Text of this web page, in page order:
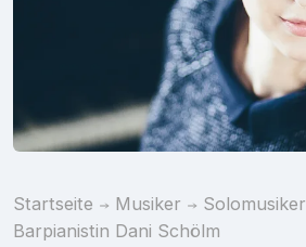
Startseite Musiker Solomusiker
Barpianistin Dani Schölm